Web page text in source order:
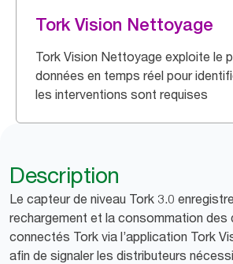
Tork Vision Nettoyage
Tork Vision Nettoyage exploite le
données en temps réel pour
les interventions sont requises
Description
Le capteur de niveau Tork 3.0
rechargement et la consommation des
connectés Tork via l’application Tork
afin de signaler les distributeurs